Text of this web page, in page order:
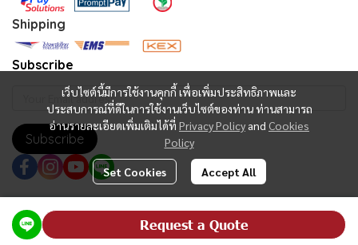
Request a Quote
เว็บไซต์นี้มีการใช้งานคุกกี้ เพื่อเพิ่มประสิทธิภาพและ
ประสบการณ์ที่ดีในการใช้งานเว็บไซต์ของท่าน ท่านสามารถ
อ่านรายละเอียดเพิ่มเติมได้ที่ Privacy Policy and Cookies
Policy
Set Cookies Accept All
Shipping
Subscribe
Subscribe
Copyright | All Rights Reserved | Powered by MWE
Powered By MakeWebEasy